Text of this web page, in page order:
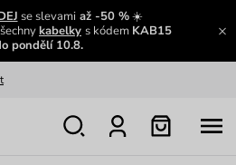
se slevamiaž -50 %☀️
kabelky s kódem KAB15
pondělí 10.8.